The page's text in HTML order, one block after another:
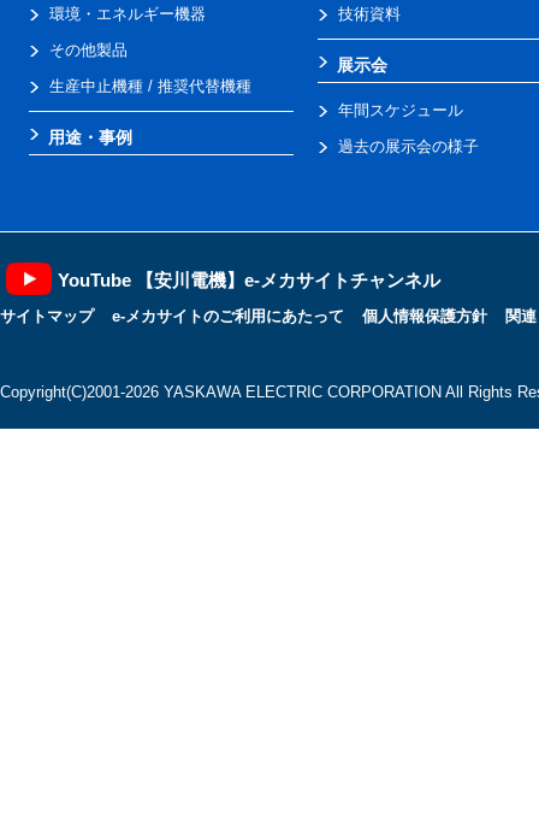
環境・エネルギー機器
その他製品
生産中止機種 / 推奨代替機種
用途・事例
技術資料
展示会
年間スケジュール
過去の展示会の様子
YouTube 【安川電機】e-メカサイトチャンネル
サイトマップ e-メカサイトのご利用にあたって 個人情報保護方針 関
Copyright(C)2001‐2026 YASKAWA ELECTRIC CORPORATION All Rights